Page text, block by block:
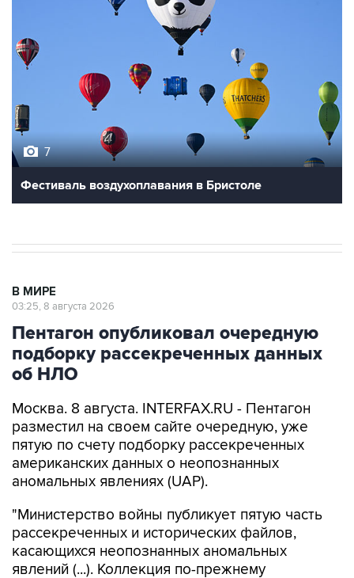
7
Фестиваль воздухоплавания в Бристоле
В МИРЕ
03:25, 8 августа 2026
Пентагон опубликовал очередную
подборку рассекреченных данных
об НЛО
Москва. 8 августа. INTERFAX.RU - Пентагон
разместил на своем сайте очередную, уже
пятую по счету подборку рассекреченных
американских данных о неопознанных
аномальных явлениях (UAP).
"Министерство войны публикует пятую часть
рассекреченных и исторических файлов,
касающихся неопознанных аномальных
явлений (...). Коллекция по-прежнему